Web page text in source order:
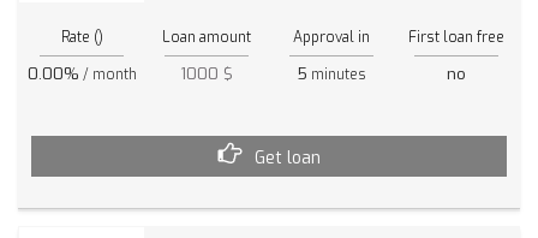
Rate ()
0.00% / month
Loan amount
1000 $
Approval in
5 minutes
First loan free
no
Get loan